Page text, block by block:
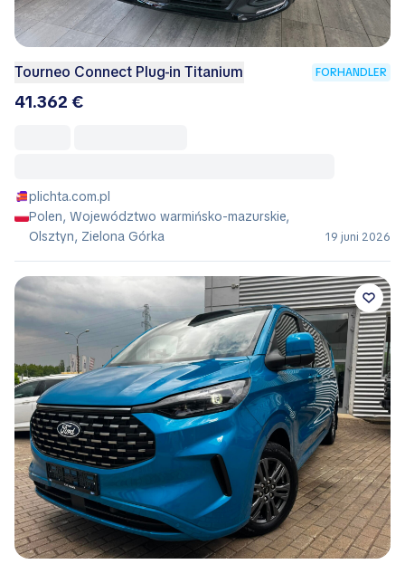
Tourneo Connect Plug-in Titanium FORHANDLER
41.362 €
plichta.com.pl
Polen, Województwo warmińsko-mazurskie,
Olsztyn, Zielona Górka
19 juni 2026